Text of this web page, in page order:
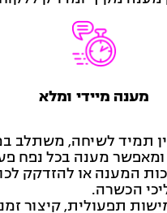
מענה מיידי ומלא
תמיד לשיחה, משתלב
מענה בכל נפח
המענה או להזדקק
הכשרה.
תפעולית, קיצור